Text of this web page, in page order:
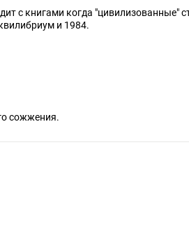
с книгами когда "цивилизованные"
и 1984.
сожжения.